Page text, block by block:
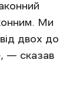
Ми
двох до
— сказав